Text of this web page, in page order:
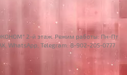
2-й этаж. Режим работы: Пн-Пт
WhatsApp, Telegram: 8-902-205-0777